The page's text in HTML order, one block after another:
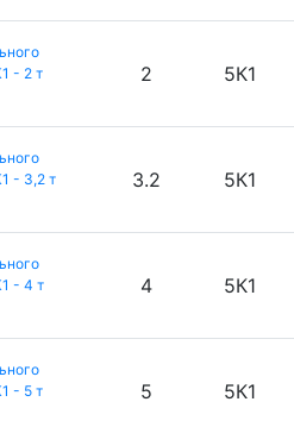
- 2 т
2 5К1
- 3,2 т
3.2 5К1
- 4 т
4 5К1
- 5 т
5 5К1